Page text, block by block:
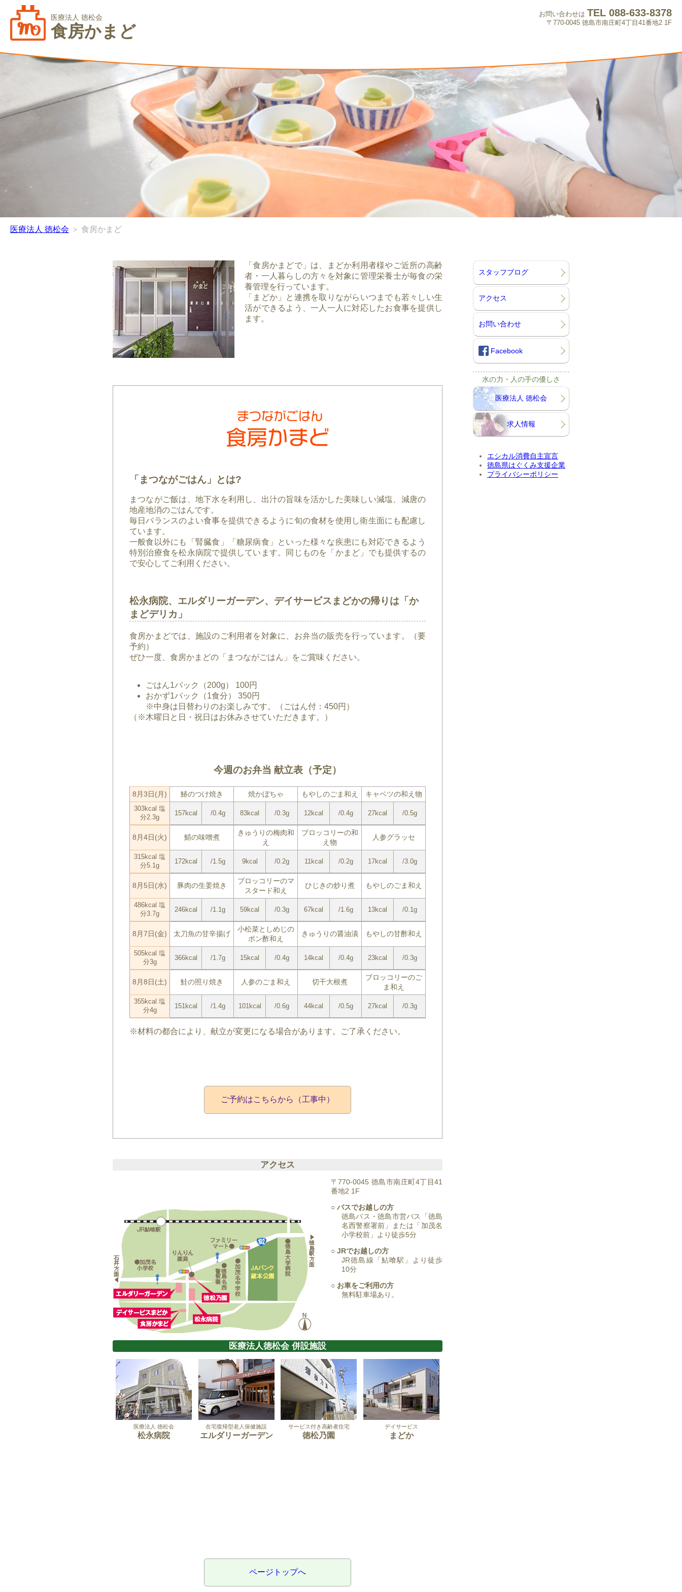
医療法人 徳松会
食房かまど
お問い合わせは TEL 088-633-8378
〒770-0045 徳島市南庄町4丁目41番地2 1F
医療法人 徳松会 ＞ 食房かまど
「食房かまどで」は、まどか利用者様やご近所の高齢
者・一人暮らしの方々を対象に管理栄養士が毎食の栄
養管理を行っています。
「まどか」と連携を取りながらいつまでも若々しい生
活ができるよう、一人一人に対応したお食事を提供し
ます。
「まつながごはん」とは?
まつながご飯は、地下水を利用し、出汁の旨味を活かした美味しい減塩、減唐の
地産地消のごはんです。
毎日バランスのよい食事を提供できるように旬の食材を使用し衛生面にも配慮し
ています。
一般食以外にも「腎臓食」「糖尿病食」といった様々な疾患にも対応できるよう
特別治療食を松永病院で提供しています。同じものを「かまど」でも提供するの
で安心してご利用ください。
松永病院、エルダリーガーデン、デイサービスまどかの帰りは「か
まどデリカ」
食房かまどでは、施設のご利用者を対象に、お弁当の販売を行っています。（要
予約）
ぜひ一度、食房かまどの「まつながごはん」をご賞味ください。
ごはん1パック（200g） 100円
おかず1パック（1食分） 350円
※中身は日替わりのお楽しみです。（ごはん付：450円）
（※木曜日と日・祝日はお休みさせていただきます。）
今週のお弁当 献立表（予定）
8月3日(月) 鰆のつけ焼き 焼かぼちゃ もやしのごま和え キャベツの和え物
303kcal 塩
分2.3g
157kcal /0.4g 83kcal /0.3g 12kcal /0.4g 27kcal /0.5g
8月4日(火) 鯖の味噌煮
きゅうりの梅肉和
え
ブロッコリーの和
え物
人参グラッセ
315kcal 塩
分5.1g
172kcal /1.5g 9kcal /0.2g 11kcal /0.2g 17kcal /3.0g
8月5日(水) 豚肉の生姜焼き
ブロッコリーのマ
スタード和え
ひじきの炒り煮 もやしのごま和え
486kcal 塩
分3.7g
246kcal /1.1g 59kcal /0.3g 67kcal /1.6g 13kcal /0.1g
8月7日(金) 太刀魚の甘辛揚げ
小松菜としめじの
ポン酢和え
きゅうりの醤油漬 もやしの甘酢和え
505kcal 塩
分3g
366kcal /1.7g 15kcal /0.4g 14kcal /0.4g 23kcal /0.3g
8月8日(土) 鮭の照り焼き 人参のごま和え 切干大根煮
ブロッコリーのご
ま和え
355kcal 塩
分4g
151kcal /1.4g 101kcal /0.6g 44kcal /0.5g 27kcal /0.3g
※材料の都合により、献立が変更になる場合があります。ご了承ください。
ご予約はこちらから（工事中）
スタッフブログ
アクセス
お問い合わせ
Facebook
水の力・人の手の優しさ
医療法人 徳松会
求人情報
エシカル消費自主宣言
徳島県はぐくみ支援企業
プライバシーポリシー
アクセス
〒770-0045 徳島市南庄町4丁目41
番地2 1F
○ バスでお越しの方
徳島バス・徳島市営バス「徳島
名西警察署前」または「加茂名
小学校前」より徒歩5分
○ JRでお越しの方
JR徳島線「鮎喰駅」より徒歩
10分
○ お車をご利用の方
無料駐車場あり。
医療法人徳松会 併設施設
医療法人 徳松会
松永病院
在宅復帰型老人保健施設
エルダリーガーデン
サービス付き高齢者住宅
徳松乃園
デイサービス
まどか
ページトップへ